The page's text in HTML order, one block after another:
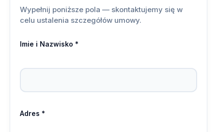
Wypełnij poniższe pola — skontaktujemy się w
celu ustalenia szczegółów umowy.
Imie i Nazwisko *
Adres *